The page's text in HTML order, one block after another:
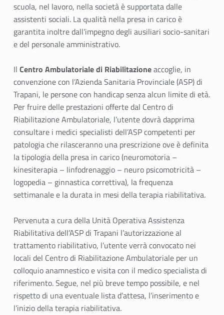
scuola, nel lavoro, nella società è supportata dalle
assistenti sociali. La qualità nella presa in carico è
garantita inoltre dall’impegno degli ausiliari socio-sanitari
e del personale amministrativo.
Il Centro Ambulatoriale di Riabilitazioneaccoglie, in
convenzione con l’Azienda Sanitaria Provinciale (ASP) di
Trapani, le persone con handicap senza alcun limite di età.
Per fruire delle prestazioni offerte dal Centro di
Riabilitazione Ambulatoriale, l’utente dovrà dapprima
consultare i medici specialisti dell’ASP competenti per
patologia che rilasceranno una prescrizione ove è definita
la tipologia della presa in carico (neuromotoria –
kinesiterapia – linfodrenaggio – neuro psicomotricità –
logopedia – ginnastica correttiva), la frequenza
settimanale e la durata in mesi della terapia riabilitativa.
Pervenuta a cura della Unità Operativa Assistenza
Riabilitativa dell’ASP di Trapani l’autorizzazione al
trattamento riabilitativo, l’utente verrà convocato nei
locali del Centro di Riabilitazione Ambulatoriale per un
colloquio anamnestico e visita con il medico specialista di
riferimento. Segue, nel più breve tempo possibile, e nel
rispetto di una eventuale lista d’attesa, l’inserimento e
l’inizio della terapia riabilitativa.